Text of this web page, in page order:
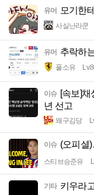
유머 모기한
사실난라쿤
유머 추락하
풀소유
이슈 [속보]채
년 선고
왜구김당
이슈 (오피셜
스티브승준유
기타 키우라